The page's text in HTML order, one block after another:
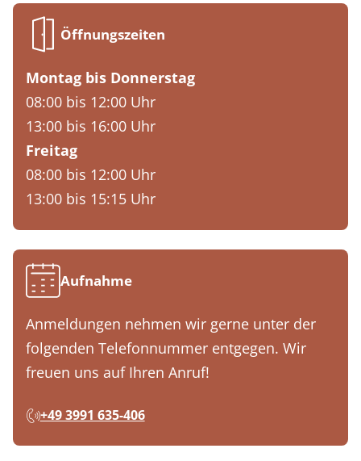
Öffnungszeiten
Montag bis Donnerstag
08:00 bis 12:00 Uhr
13:00 bis 16:00 Uhr
Freitag
08:00 bis 12:00 Uhr
13:00 bis 15:15 Uhr
Aufnahme
Anmeldungen nehmen wir gerne unter der
folgenden Telefonnummer entgegen. Wir
freuen uns auf Ihren Anruf!
+49 3991 635-406